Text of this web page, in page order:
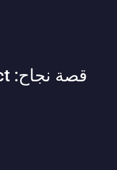
قصة نجاح: Outlet-Sofa Direct